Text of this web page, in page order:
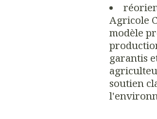
Agricole
modèle
garantis
soutien